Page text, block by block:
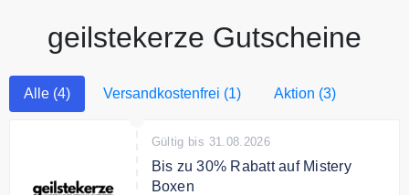
geilstekerze Gutscheine
Alle (4) Versandkostenfrei (1) Aktion (3)
Gültig bis 31.08.2026
Bis zu 30% Rabatt auf Mistery
Boxen